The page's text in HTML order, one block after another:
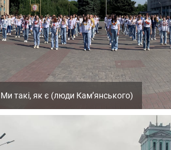
Ми такі, як є (люди Кам’янського)